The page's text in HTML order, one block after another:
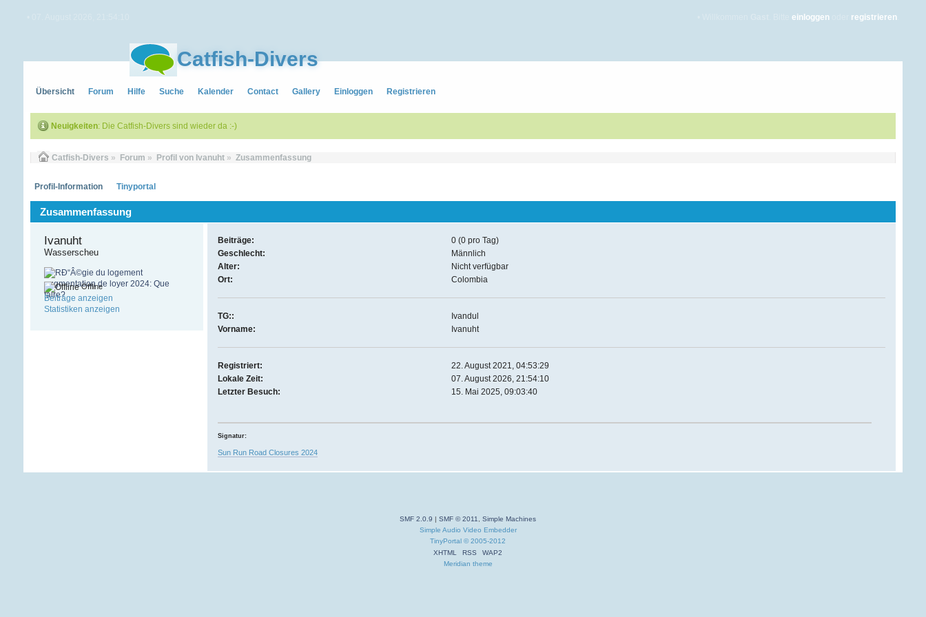
. Bitteeinloggen registrieren
Catfish-Divers
Übersicht Forum Hilfe Suche Kalender Contact Gallery Einloggen Registrieren
Neuigkeiten: Die Catfish-Divers sind wieder da :-)
Catfish-Divers » Forum » Profil von Ivanuht » Zusammenfassung
Profil-Information Tinyportal
Zusammenfassung
Ivanuht
Wasserscheu
Offline
Beiträge anzeigen
Statistiken anzeigen
Beiträge:
0 (0 pro Tag)
Geschlecht:
Männlich
Alter:
Nicht verfügbar
Ort:
Colombia
TG::
Ivandul
Vorname:
Ivanuht
Registriert:
22. August 2021, 04:53:29
Lokale Zeit:
07. August 2026, 21:54:10
Letzter Besuch:
15. Mai 2025, 09:03:40
Signatur:
Sun Run Road Closures 2024
SMF 2.0.9 |SMF © 2011,Simple Machines
Simple Audio Video Embedder
TinyPortal © 2005-2012
XHTML
RSS
WAP2
Meridian theme